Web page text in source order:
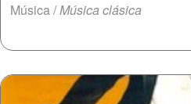
Música /Música clásica